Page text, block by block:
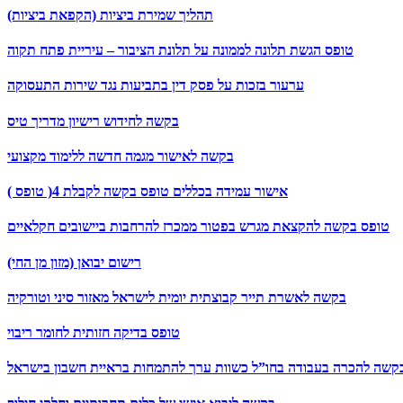
תהליך שמירת ביציות (הקפאת ביציות)
טופס הגשת תלונה לממונה על תלונת הציבור – עיריית פתח תקוה
ערעור בזכות על פסק דין בתביעות נגד שירות התעסוקה
בקשה לחידוש רישיון מדריך טיס
בקשה לאישור מגמה חדשה ללימוד מקצועי
אישור עמידה בכללים טופס בקשה לקבלת 4( טופס )
טופס בקשה להקצאת מגרש בפטור ממכרז להרחבות ביישובים חקלאיים
רישום יבואן (מזון מן החי)
בקשה לאשרת תייר קבוצתית יומית לישראל מאזור סיני וטורקיה
טופס בדיקה חזותית לחומר ריבוי
להכרה בעבודה בחו”ל כשוות ערך להתמחות בראיית חשבון בישראל